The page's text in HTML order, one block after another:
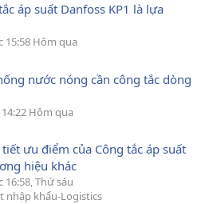
áp suất Danfoss KP1 là lựa
15:58 Hôm qua
nước nóng cần công tắc dòng
14:22 Hôm qua
ưu điểm của Công tắc áp suất
hiệu khác
16:58, Thứ sáu
nhập khẩu-Logistics